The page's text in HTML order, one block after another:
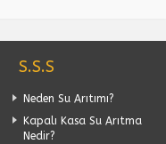
S.S.S
Neden Su Arıtımı?
Kapalı Kasa Su Arıtma
Nedir?